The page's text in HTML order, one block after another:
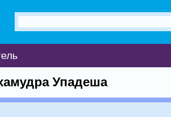
Упадеша